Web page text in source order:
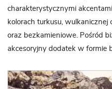
charakterystycznymi
kolorach turkusu,
oraz bezkamieniowe. Pośród
akcesoryjny dodatek w formie